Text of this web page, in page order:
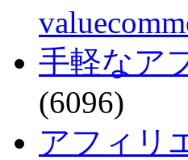
手軽なア
(6096)
アフィリ